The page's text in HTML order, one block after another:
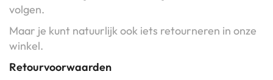
volgen.
Maar je kunt natuurlijk ook iets retourneren in onze
winkel.
Retourvoorwaarden